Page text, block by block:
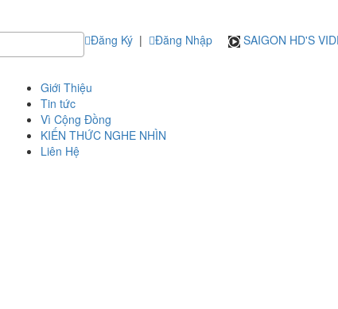
Đăng Ký | Đăng Nhập SAIGON HD'S
Giới Thiệu
Tin tức
Vì Cộng Đồng
KIẾN THỨC NGHE NHÌN
Liên Hệ